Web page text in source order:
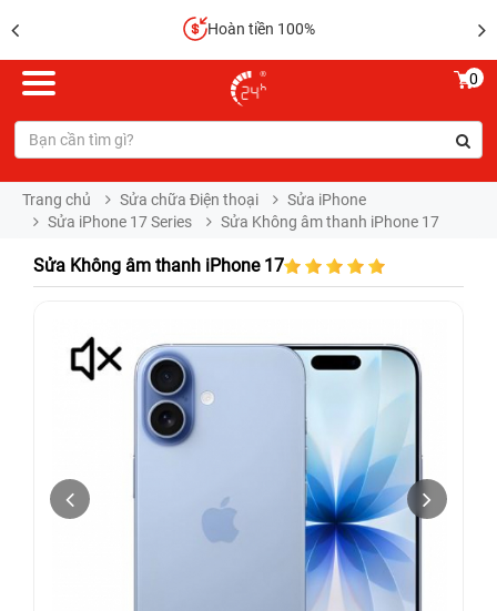
Hoàn tiền 100%
0
Trang chủ Sửa chữa Điện thoại
Sửa iPhone
Sửa iPhone 17 Series
Sửa Không âm thanh iPhone 17
Sửa Không âm thanh iPhone 17